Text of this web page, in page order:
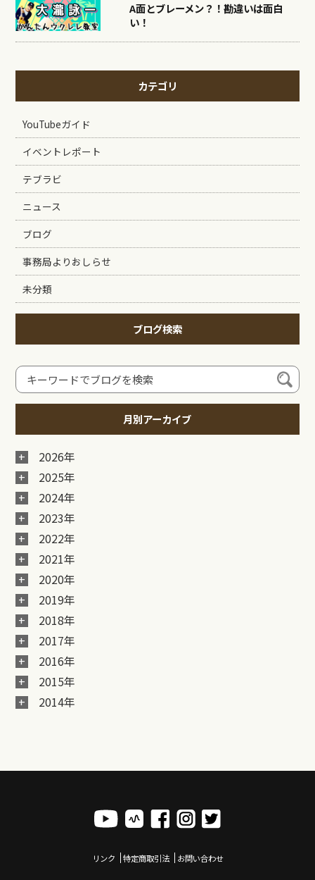
A面とブレーメン？！勘違いは面白
い！
カテゴリ
YouTubeガイド
イベントレポート
テブラビ
ニュース
ブログ
事務局よりおしらせ
未分類
ブログ検索
月別アーカイブ
2026年
2025年
2024年
2023年
2022年
2021年
2020年
2019年
2018年
2017年
2016年
2015年
2014年
リンク 特定商取引法 お問い合わせ